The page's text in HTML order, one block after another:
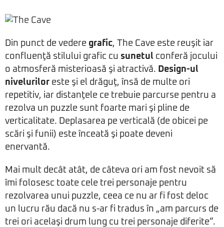
Din punct de vedere grafic, The Cave este reuşit iar
confluenţă stilului grafic cu sunetul conferă jocului
o atmosferă misterioasă şi atractivă. Design-ul
nivelurilor este şi el drăguţ, însă de multe ori
repetitiv, iar distanţele ce trebuie parcurse pentru a
rezolva un puzzle sunt foarte mari şi pline de
verticalitate. Deplasarea pe verticală (de obicei pe
scări şi funii) este înceată şi poate deveni
enervantă.
Mai mult decât atât, de câteva ori am fost nevoit să
îmi folosesc toate cele trei personaje pentru
rezolvarea unui puzzle, ceea ce nu ar fi fost deloc
un lucru rău dacă nu s-ar fi tradus în „am parcurs de
trei ori acelaşi drum lung cu trei personaje diferite”.